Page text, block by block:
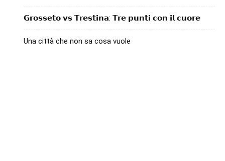
𝗚𝗿𝗼𝘀𝘀𝗲𝘁𝗼 𝘃𝘀 𝗧𝗿𝗲𝘀𝘁𝗶𝗻𝗮: 𝗧𝗿𝗲 𝗽𝘂𝗻𝘁𝗶 𝗰𝗼𝗻 𝗶𝗹 𝗰𝘂𝗼𝗿𝗲
Una città che non sa cosa vuole